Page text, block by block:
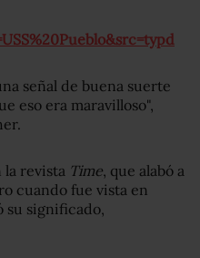
señal de buena suerte
eso era maravilloso",
la revista Time , que alabó a
cuando fue vista en
su significado,